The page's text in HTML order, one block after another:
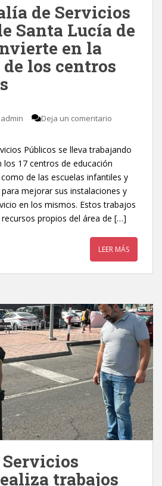
de Servicios
Santa Lucía de
en la
los centros
admin Deja un comentario
Públicos se lleva trabajando
17 centros de educación
de las escuelas infantiles y
mejorar sus instalaciones y
en los mismos. Estos trabajos
propios del área de […]
LEER MÁS
Servicios
trabajos